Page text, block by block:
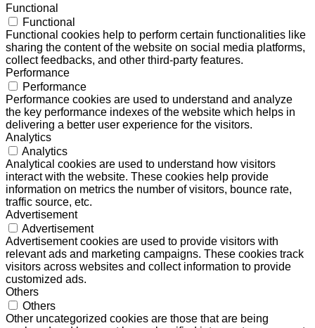
Functional
Functional
Functional cookies help to perform certain functionalities like
sharing the content of the website on social media platforms,
collect feedbacks, and other third-party features.
Performance
Performance
Performance cookies are used to understand and analyze
the key performance indexes of the website which helps in
delivering a better user experience for the visitors.
Analytics
Analytics
Analytical cookies are used to understand how visitors
interact with the website. These cookies help provide
information on metrics the number of visitors, bounce rate,
traffic source, etc.
Advertisement
Advertisement
Advertisement cookies are used to provide visitors with
relevant ads and marketing campaigns. These cookies track
visitors across websites and collect information to provide
customized ads.
Others
Others
Other uncategorized cookies are those that are being